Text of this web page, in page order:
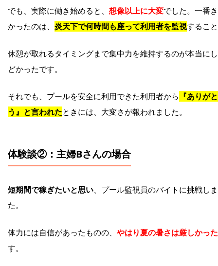
でも、実際に働き始めると、 想像以上に大変でした。一番
かったのは、 炎天下で何時間も座って利用者を監視するこ
休憩が取れるタイミングまで集中力を維持するのが本当に
どかったです。
それでも、プールを安全に利用できた利用者から 『ありがと
う』と言われたときには、大変さが報われました。
体験談②：主婦Bさんの場合
短期間で稼ぎたいと思い、プール監視員のバイトに挑戦し
た。
体力には自信があったものの、 やはり夏の暑さは厳しかった
す。